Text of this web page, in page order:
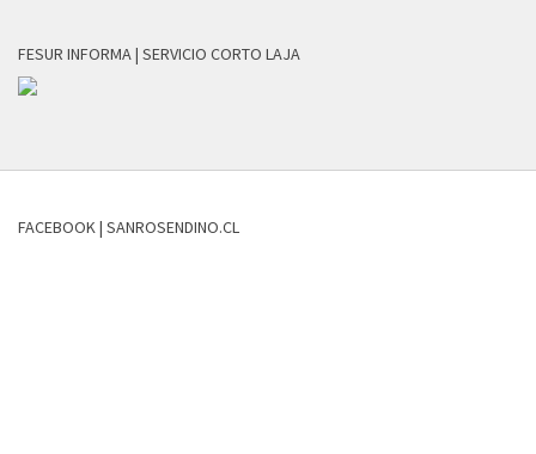
FESUR INFORMA | SERVICIO CORTO LAJA
FACEBOOK | SANROSENDINO.CL